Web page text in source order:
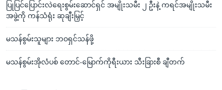
ပြုပြင်ပြောင်းလဲရေးစွမ်းဆောင်ရှင် အမျိုးသမီး ၂ ဦးနဲ့ ကရင်အမျိုးသမီး
အဖွဲ့ကို ကန်သံရုံး ဆုချီးမြှင့်
မသန်စွမ်းသူများ ဘဝရှင်သန်ဖို့
မသန်စွမ်းအိုလံပစ် တောင်-မြောက်ကိုရီးယား သီးခြားစီ ချီတက်